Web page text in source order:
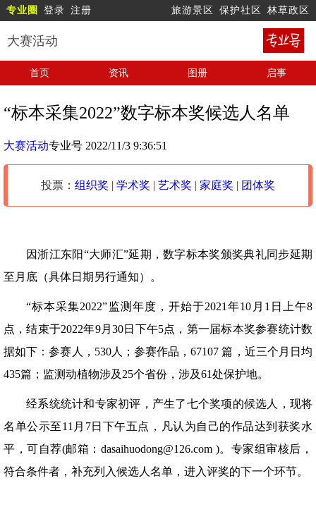
专业圈 登录 注册 旅游景区 保护社区 林草政区
大赛活动
首页 资讯 图册 启事
“标本采集2022”数字标本奖候选人名单
大赛活动专业号 2022/11/3 9:36:51
投票： 组织奖 | 学术奖 | 艺术奖 | 家庭奖 | 团体奖
因浙江东阳“大师汇”延期，数字标本奖颁奖典礼同步延期
至月底（具体日期另行通知）。
“标本采集2022”监测年度，开始于2021年10月1日上午8
点，结束于2022年9月30日下午5点，第一届标本奖参赛统计数
据如下：参赛人，530人；参赛作品，67107 篇，近三个月日均
435篇；监测动植物涉及25个省份，涉及61处保护地。
经系统统计和专家初评，产生了七个奖项的候选人，现将
名单公示至11月7日下午五点，凡认为自己的作品达到获奖水
平，可自荐(邮箱：dasaihuodong@126.com )。专家组审核后，
符合条件者，补充列入候选人名单，进入评奖的下一个环节。